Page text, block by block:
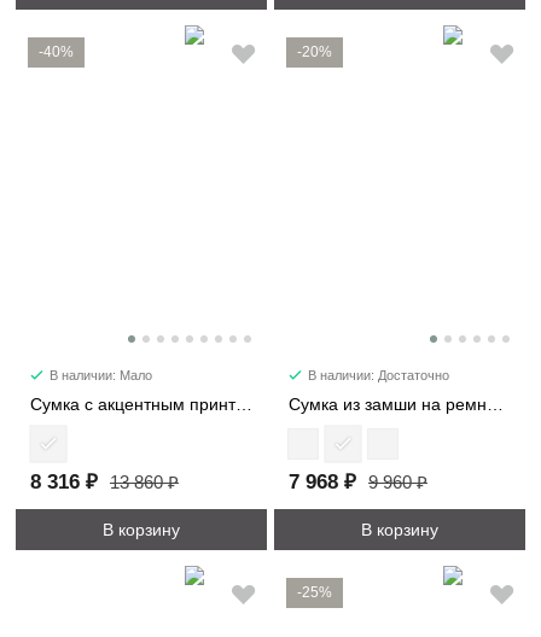
-40%
В наличии: Мало
Сумка с акцентным принтом 2053
8 316 ₽ 13 860 ₽
В корзину
-20%
В наличии: Достаточно
Сумка из замши на ремне 7361
7 968 ₽ 9 960 ₽
В корзину
-25%